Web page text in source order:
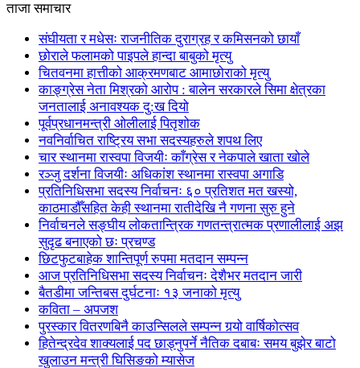
ताजा समाचार
संघीयता र मधेसः राजनीतिक दुराग्रह र कमिसनको छायाँ
छोराले फलामको पाइपले हान्दा बाबुको मृत्यु
चितवनमा हात्तीको आक्रमणबाट आमाछोराको मृत्यु
काङ्ग्रेस नेता मिश्रको आरोप : बालेन सरकारले सिमा क्षेत्रका
जनतालाई अनावश्यक दु:ख दियो
पूर्वप्रधानमन्त्री ओलीलाई पितृशोक
नवनिर्वाचित राष्ट्रिय सभा सदस्यहरुले शपथ लिए
चार स्थानमा रास्वपा विजयीः काँग्रेस र नेकपाले खाता खोले
रञ्जु दर्शना विजयीः अधिकांश स्थानमा रास्वपा अगाडि
प्रतिनिधिसभा सदस्य निर्वाचनः ६० प्रतिशत मत खस्यो,
काठमाडौँसहित केही स्थानमा रातीदेखि नै गणना सुरु हुने
निर्वाचनले सङ्घीय लोकतान्त्रिक गणतन्त्रात्मक प्रणालीलाई अझ
सुदृढ बनाएको छः प्रचण्ड
छिटफुटबाहेक शान्तिपूर्ण रुपमा मतदान सम्पन्न
आज प्रतिनिधिसभा सदस्य निर्वाचनः देशैभर मतदान जारी
बैतडीमा जन्तिबस दुर्घटनाः १३ जनाको मृत्यु
कविता – अपजश
पुरस्कार वितरणबिनै काउन्सिलले सम्पन्न गर्‍यो वार्षिकोत्सव
हितेन्द्रदेव शाक्यलाई पद छाड्नुपर्ने नैतिक दबाबः समय बुझेर बाटो
खुलाउन मन्त्री घिसिङको म्यासेज